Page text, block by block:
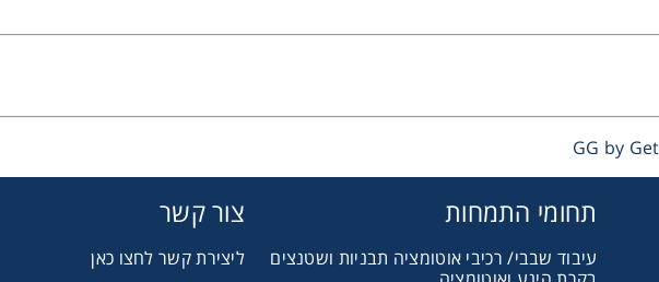
GG by
תחומי התמחות
עיבוד שבבי/ רכיבי אוטומציה תבניות ושטנצים
צור קשר
ליצירת קשר לחצו כאן
מקשרים, מצמדים ובלמים
מיסבים ובתי מיסב